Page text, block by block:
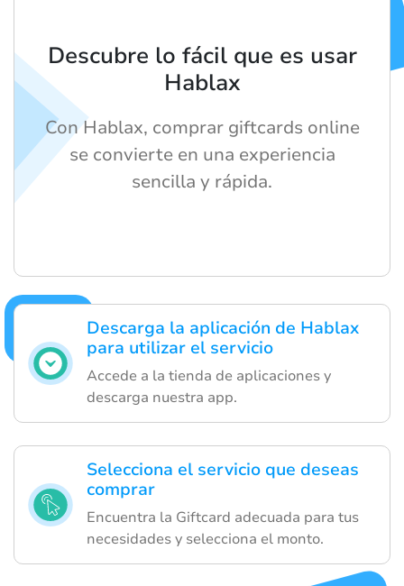
Descarga la aplicación de Hablax
para utilizar el servicio
Accede a la tienda de aplicaciones y
descarga nuestra app.
Selecciona el servicio que deseas
comprar
Encuentra la Giftcard adecuada para tus
necesidades y selecciona el monto.
Descubre lo fácil que es usar
Hablax
Con Hablax, comprar giftcards online
se convierte en una experiencia
sencilla y rápida.